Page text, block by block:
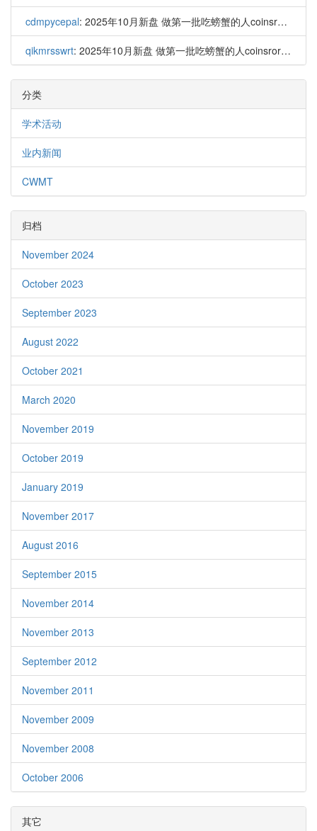
cdmpycepal: 2025年10月新盘 做第一批吃螃蟹的人coinsrore.co...
qikmrsswrt: 2025年10月新盘 做第一批吃螃蟹的人coinsrore.co...
分类
学术活动
业内新闻
CWMT
归档
November 2024
October 2023
September 2023
August 2022
October 2021
March 2020
November 2019
October 2019
January 2019
November 2017
August 2016
September 2015
November 2014
November 2013
September 2012
November 2011
November 2009
November 2008
October 2006
其它